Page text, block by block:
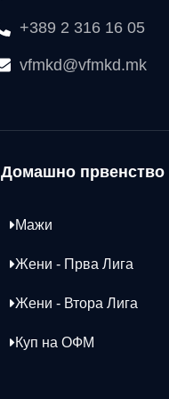
+389 2 316 16 05
vfmkd@vfmkd.mk
Домашно првенство
Мажи
Жени - Прва Лига
Жени - Втора Лига
Куп на ОФМ